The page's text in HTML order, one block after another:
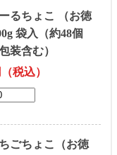
るちょこ （お徳
袋入（約48個
装含む）
税込）
ごちょこ（お徳